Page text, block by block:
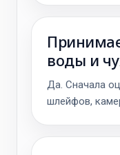
воды и
Да. Сначала
шлейфов,